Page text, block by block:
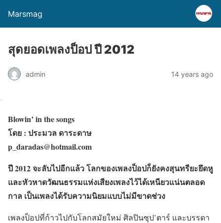
Marsmag
สุดยอดเพลงป็อป ปี 2012
admin 14 years ago
Blowin’ in the songs
โดย : ประมวล ดาระดาษ
p_daradas@hotmail.com
ปี 2012 จะลับไปอีกแล้ว โลกของเพลงป็อปก็ยังคงสุนทรียะยึดหู
และหัวหาดวัฒนธรรมแห่งเสียงเพลงไว้ได้เหนียวแน่นตลอด
กาล เป็นเพลงได้รับความนิยมแบบไม่มีขาดช่วง
เพลงป็อปที่ก้าวไปกับโลกสมัยใหม่ ศิลปินซุป’ตาร์ และบรรดา